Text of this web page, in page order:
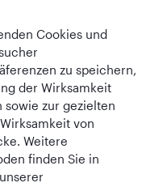
Best
Class
Cookies und
zu speichern,
der Wirksamkeit
sowie zur gezielten
von
Weitere
finden Sie in